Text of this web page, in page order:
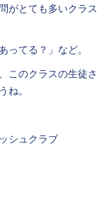
がとても多いクラス
ってる？」など。
このクラスの生徒さ
。
シュクラブ